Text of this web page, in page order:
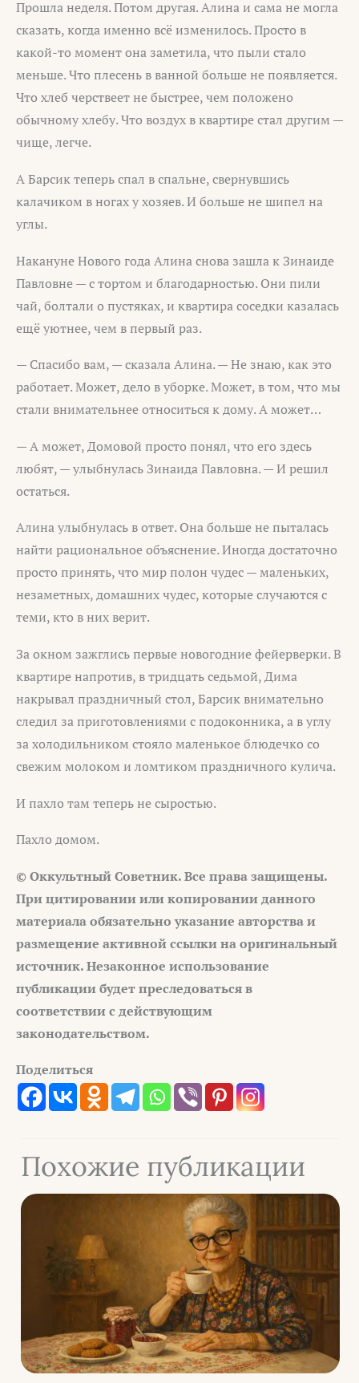
Прошла неделя. Потом другая. Алина и сама не могла
сказать, когда именно всё изменилось. Просто в
какой-то момент она заметила, что пыли стало
меньше. Что плесень в ванной больше не появляется.
Что хлеб черствеет не быстрее, чем положено
обычному хлебу. Что воздух в квартире стал другим —
чище, легче.
А Барсик теперь спал в спальне, свернувшись
калачиком в ногах у хозяев. И больше не шипел на
углы.
Накануне Нового года Алина снова зашла к Зинаиде
Павловне — с тортом и благодарностью. Они пили
чай, болтали о пустяках, и квартира соседки казалась
ещё уютнее, чем в первый раз.
— Спасибо вам, — сказала Алина. — Не знаю, как это
работает. Может, дело в уборке. Может, в том, что мы
стали внимательнее относиться к дому. А может…
— А может, Домовой просто понял, что его здесь
любят, — улыбнулась Зинаида Павловна. — И решил
остаться.
Алина улыбнулась в ответ. Она больше не пыталась
найти рациональное объяснение. Иногда достаточно
просто принять, что мир полон чудес — маленьких,
незаметных, домашних чудес, которые случаются с
теми, кто в них верит.
За окном зажглись первые новогодние фейерверки. В
квартире напротив, в тридцать седьмой, Дима
накрывал праздничный стол, Барсик внимательно
следил за приготовлениями с подоконника, а в углу
за холодильником стояло маленькое блюдечко со
свежим молоком и ломтиком праздничного кулича.
И пахло там теперь не сыростью.
Пахло домом.
© Оккультный Советник. Все права защищены.
При цитировании или копировании данного
материала обязательно указание авторства и
размещение активной ссылки на оригинальный
источник. Незаконное использование
публикации будет преследоваться в
соответствии с действующим
законодательством.
Поделиться
Похожие публикации